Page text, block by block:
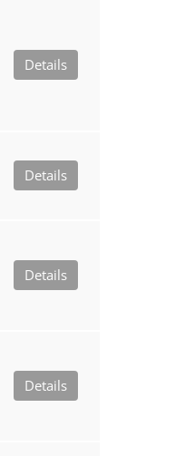
Details
Details
Details
Details